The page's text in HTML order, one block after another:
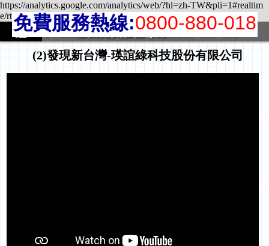
https://analytics.google.com/analytics/web/?hl=zh-TW&pli=1#realtim
e/rt-location/a40851195w70156839p72311758/
i-water全國免費服務專線:0800-880-018
(2)發現新台灣-瑛誼綠科技股份有限公司
免費服務熱線:0800-880-018